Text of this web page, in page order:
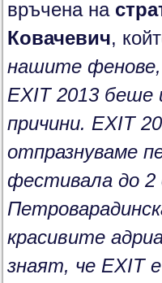
връчена на
Ковачевич,
нашите фенове,
EXIT 2013 беше
причини. EXIT
отпразнуваме
фестивала до 2
красивите
знаят, че EXIT